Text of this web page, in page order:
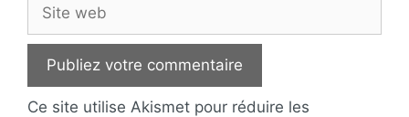
web
Ce site utilise Akismet pour réduire les